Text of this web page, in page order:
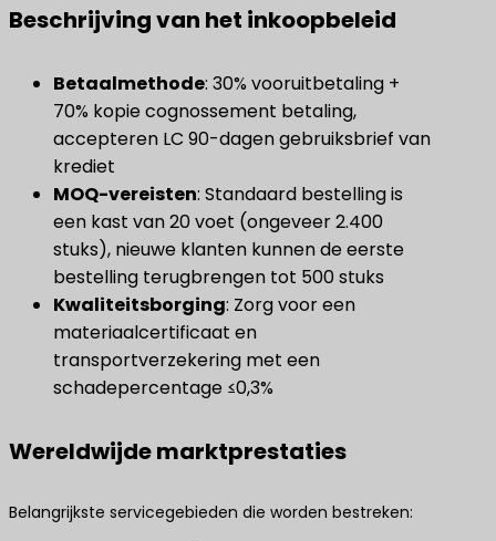
Beschrijving van het inkoopbeleid
Betaalmethode​: 30% vooruitbetaling +
70% kopie cognossement betaling,
accepteren LC 90-dagen gebruiksbrief van
krediet
​MOQ-vereisten​​: Standaard bestelling is
een kast van 20 voet (ongeveer 2.400
stuks), nieuwe klanten kunnen de eerste
bestelling terugbrengen tot 500 stuks
Kwaliteitsborging​: Zorg voor een
materiaalcertificaat en
transportverzekering met een
schadepercentage ≤0,3%
Wereldwijde marktprestaties
Belangrijkste servicegebieden die worden bestreken: